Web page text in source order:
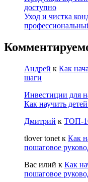
доступно
Уход и чистка
Андрей к Как
шаги
Инвестиции для
Как научить
Дмитрий к ТОП-
tlover tonet к Как
пошаговое
Вас илий к Как
пошаговое